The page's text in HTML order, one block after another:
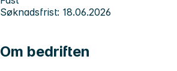
Søknadsfrist: 18.06.2026
Om bedriften